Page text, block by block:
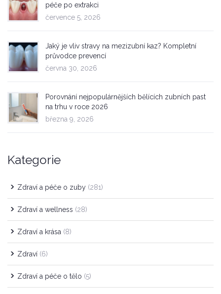
péče po extrakci
července 5, 2026
Jaký je vliv stravy na mezizubní kaz? Kompletní
průvodce prevencí
června 30, 2026
Porovnání nejpopulárnějších bělících zubních past
na trhu v roce 2026
března 9, 2026
Kategorie
Zdraví a péče o zuby (281)
Zdraví a wellness (28)
Zdraví a krása (8)
Zdraví (6)
Zdraví a péče o tělo (5)